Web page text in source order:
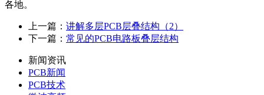
各地。
上一篇： 讲解多层PCB层叠结构（2）
下一篇： 常见的PCB电路板叠层结构
新闻资讯
PCB新闻
PCB技术